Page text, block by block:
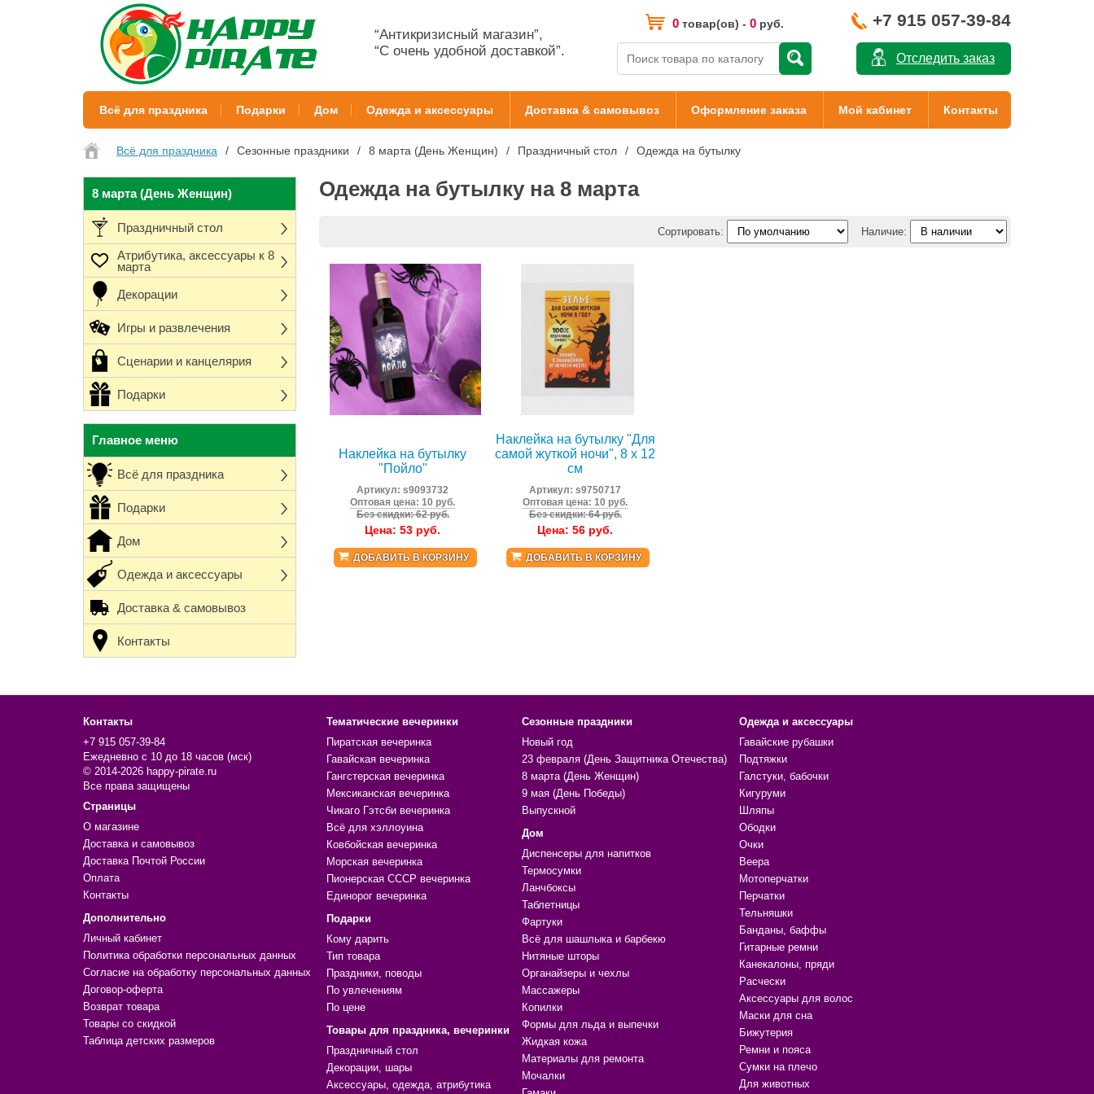
“Антикризисный магазин”,
“С очень удобной доставкой”.
Отследить заказ
+7 915 057-39-84
0 товар(ов) - 0 руб.
Всё для праздника Подарки Дом Одежда и аксессуары Доставка & самовывоз Оформление заказа Мой кабинет Контакты
Всё для праздника Сезонные праздники 8 марта (День Женщин) Праздничный стол Одежда на бутылку
8 марта (День Женщин)
Праздничный стол
Атрибутика, аксессуары к 8
марта
Декорации
Игры и развлечения
Сценарии и канцелярия
Подарки
Главное меню
Всё для праздника
Подарки
Дом
Одежда и аксессуары
Доставка & самовывоз
Контакты
Одежда на бутылку на 8 марта
Сортировать: Наличие:
Наклейка на бутылку
"Пойло"
Артикул: s9093732
Оптовая цена: 10 руб.
Без скидки: 62 руб.
Цена: 53 руб.
ДОБАВИТЬ В КОРЗИНУ
Наклейка на бутылку "Для
самой жуткой ночи", 8 х 12
см
Артикул: s9750717
Оптовая цена: 10 руб.
Без скидки: 64 руб.
Цена: 56 руб.
ДОБАВИТЬ В КОРЗИНУ
Контакты
+7 915 057-39-84
Ежедневно с 10 до 18 часов (мск)
© 2014-2026 happy-pirate.ru
Все права защищены
Страницы
О магазине
Доставка и самовывоз
Доставка Почтой России
Оплата
Контакты
Дополнительно
Личный кабинет
Политика обработки персональных данных
Согласие на обработку персональных данных
Договор-оферта
Возврат товара
Товары со скидкой
Таблица детских размеров
Тематические вечеринки
Пиратская вечеринка
Гавайская вечеринка
Гангстерская вечеринка
Мексиканская вечеринка
Чикаго Гэтсби вечеринка
Всё для хэллоуина
Ковбойская вечеринка
Морская вечеринка
Пионерская СССР вечеринка
Единорог вечеринка
Подарки
Кому дарить
Тип товара
Праздники, поводы
По увлечениям
По цене
Товары для праздника, вечеринки
Праздничный стол
Декорации, шары
Аксессуары, одежда, атрибутика
Сезонные праздники
Новый год
23 февраля (День Защитника Отечества)
8 марта (День Женщин)
9 мая (День Победы)
Выпускной
Дом
Диспенсеры для напитков
Термосумки
Ланчбоксы
Таблетницы
Фартуки
Всё для шашлыка и барбекю
Нитяные шторы
Органайзеры и чехлы
Массажеры
Копилки
Формы для льда и выпечки
Жидкая кожа
Материалы для ремонта
Мочалки
Одежда и аксессуары
Гавайские рубашки
Подтяжки
Галстуки, бабочки
Кигуруми
Шляпы
Ободки
Очки
Веера
Мотоперчатки
Перчатки
Тельняшки
Банданы, баффы
Гитарные ремни
Канекалоны, пряди
Расчески
Аксессуары для волос
Маски для сна
Бижутерия
Ремни и пояса
Сумки на плечо
Для животных